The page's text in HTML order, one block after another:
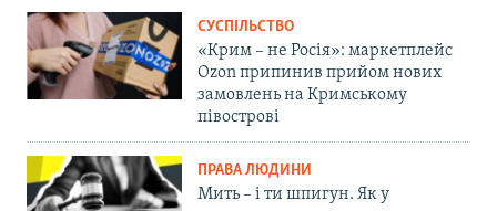
СУСПІЛЬСТВО
«Крим – не Росія»: маркетплейс
Ozon припинив прийом нових
замовлень на Кримському
півострові
ПРАВА ЛЮДИНИ
Мить – і ти шпигун. Як у